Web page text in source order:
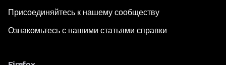
Присоединяйтесь к нашему сообществу
Ознакомьтесь с нашими статьями справки